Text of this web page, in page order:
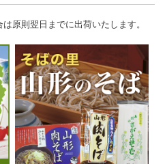
原則翌日までに出荷いたします。